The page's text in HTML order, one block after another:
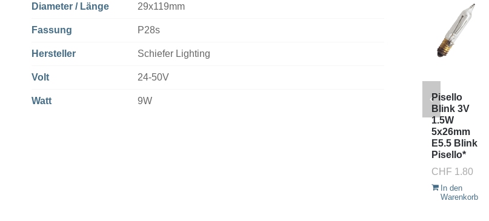
Diameter / Länge 29x119mm
Fassung P28s
Hersteller Schiefer Lighting
Volt 24-50V
Watt 9W
Pisello
Blink 3V
1.5W
5x26mm
E5.5 Blink
Pisello*
CHF 1.80
In den
Warenkorb